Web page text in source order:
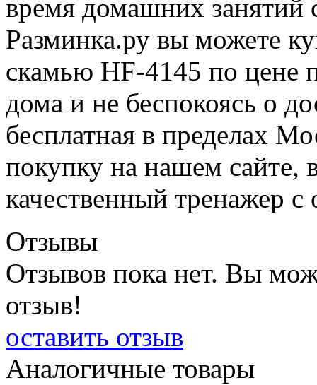
время домашних занятий
Разминка.ру вы можете
скамью HF-4145 по цене
дома и не беспокоясь о
бесплатная в пределах
покупку на нашем сайте,
качественный тренажер
Отзывы
Отзывов пока нет. Вы
отзыв!
оставить отзыв
Аналогичные товары